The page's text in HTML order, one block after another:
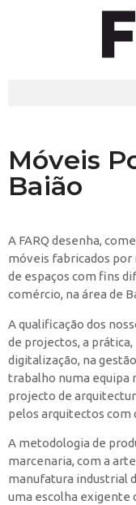
Móveis
Baião
A FARQ desenha,
móveis fabricados por
de espaços com fins
comércio, na área de
A qualificação dos
de projectos, a
digitalização, na
trabalho numa equipa
projecto de
pelos arquitectos com
A metodologia de
marcenaria, com a
manufatura industrial
uma escolha exigente